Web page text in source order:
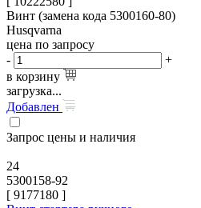
Винт (замена кода 5300160-80)
Husqvarna
цена по запросу
-
+
в корзину
загрузка...
Добавлен
Запрос цены и наличия
24
5300158-92
[ 9177180 ]